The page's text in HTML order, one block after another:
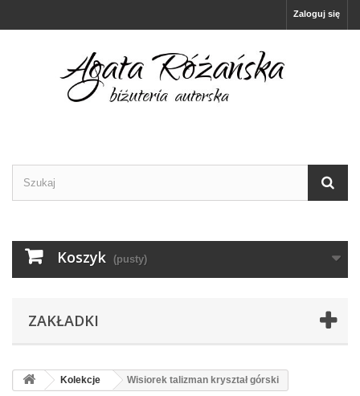
Zaloguj się
Koszyk (pusty)
ZAKŁADKI
Kolekcje Wisiorek talizman kryształ górski